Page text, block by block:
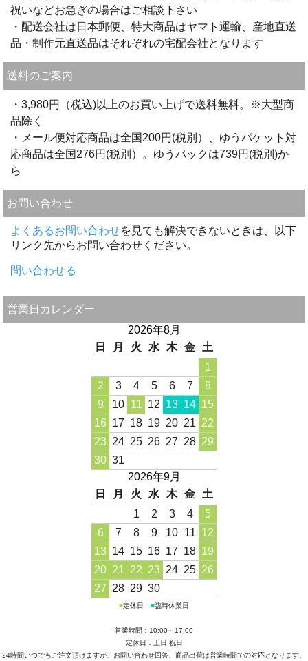
祝いなどお急ぎの場合はご相談下さい
・配送会社は日本郵便、特大商品はヤマト運輸、産地直送
品・制作元直送品はそれぞれの宅配会社となります
送料のご案内
・3,980円（税込)以上のお買い上げで送料無料。※大型商
品除く
・メール便対応商品は全国200円(税別）、ゆうパケット対
応商品は全国276円(税別）。ゆうパックは739円(税別)か
ら
お問い合わせ
よくあるお問い合わせを見ても解決できないときは、以下
リンク先からお問い合わせください。
問い合わせる
営業日カレンダー
2026年8月
日
月 火 水 木 金
土
1
2
3 4 5 6 7
8
9
10 11 12 13 14 15
16 17 18 19 20 21 22
23 24 25 26 27 28 29
30 31
2026年9月
日
月 火 水 木 金
土
1
2 3 4
5
6
7 8 9 10 11 12
13 14 15 16 17 18 19
20 21 22 23 24 25 26
27 28 29 30
■定休日 ■臨時休業日
営業時間：10:00～17:00
定休日：土日 祝日
24時間いつでもご注文頂けますが、お問い合わせ回答、商品出荷は営業時間での対応となります。